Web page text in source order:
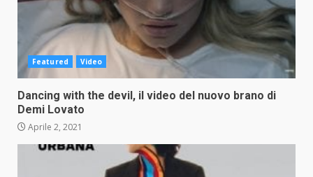
Featured Video
Dancing with the devil, il video del nuovo brano di
Demi Lovato
Aprile 2, 2021